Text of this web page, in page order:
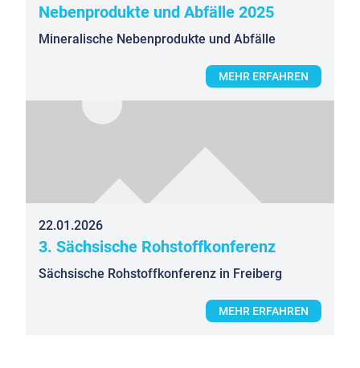
Nebenprodukte und Abfälle 2025
Mineralische Nebenprodukte und Abfälle
MEHR ERFAHREN
22.01.2026
3. Sächsische Rohstoffkonferenz
Sächsische Rohstoffkonferenz in Freiberg
MEHR ERFAHREN